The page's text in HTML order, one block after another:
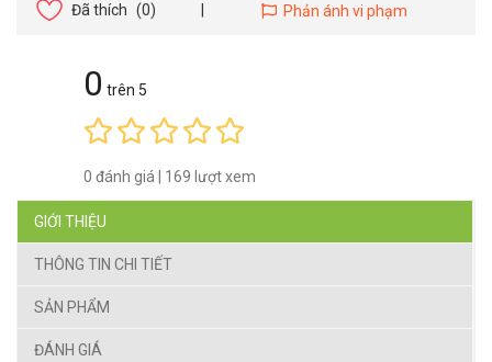
Đã thích (0) Phản ánh vi phạm
0 trên 5
0 đánh giá 169 lượt xem
GIỚI THIỆU
THÔNG TIN CHI TIẾT
SẢN PHẨM
ĐÁNH GIÁ